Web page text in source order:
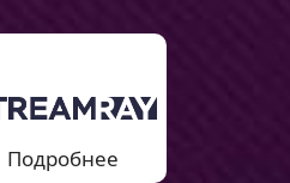
Подробнее